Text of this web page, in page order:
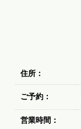
住所：
ご予約：
営業時間：